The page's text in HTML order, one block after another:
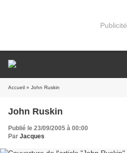
Publicité
Accueil » John Ruskin
John Ruskin
Publié le 23/09/2005 à 00:00
Par Jacques